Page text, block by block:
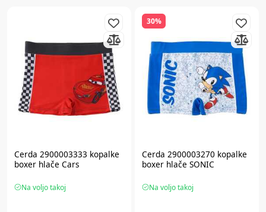
Cerda 2900003333 kopalke
boxer hlače Cars
Na voljo takoj
30%
Cerda 2900003270 kopalke
boxer hlače SONIC
Na voljo takoj